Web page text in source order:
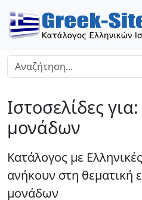
Ιστοσελίδες
μονάδων
Κατάλογος με
ανήκουν στη θεματική
μονάδων